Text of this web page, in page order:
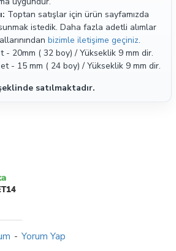
Toptan satışlar için ürün sayfamızda
istedik. Daha fazla adetli alımlar
bizimle iletişime geçiniz.
- 20mm ( 32 boy) / Yükseklik 9 mm dir.
- 15 mm ( 24 boy) / Yükseklik 9 mm dir.
satılmaktadır.
- Yorum Yap